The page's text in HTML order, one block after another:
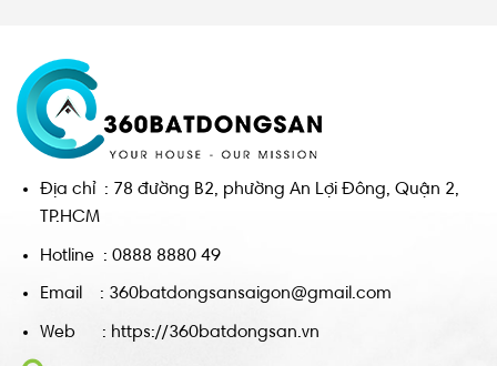
Địa chỉ : 78 đường B2, phường An Lợi Đông, Quận 2,
TP.HCM
Hotline : 0888 8880 49
Email : 360batdongsansaigon@gmail.com
Web : https://360batdongsan.vn